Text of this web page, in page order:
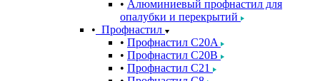
Алюминиевый профнастил для
опалубки и перекрытий
Профнастил
Профнастил С20A
Профнастил С20B
Профнастил С21